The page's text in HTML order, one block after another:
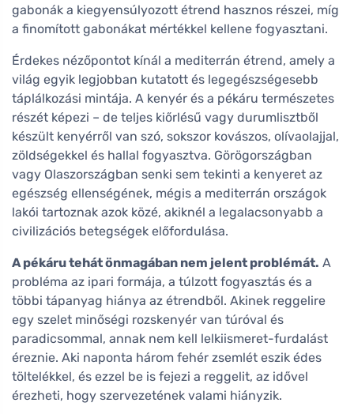
gabonák a kiegyensúlyozott étrend hasznos részei, míg
a finomított gabonákat mértékkel kellene fogyasztani.
Érdekes nézőpontot kínál a mediterrán étrend, amely a
világ egyik legjobban kutatott és legegészségesebb
táplálkozási mintája. A kenyér és a pékáru természetes
részét képezi – de teljes kiőrlésű vagy durumlisztből
készült kenyérről van szó, sokszor kovászos, olívaolajjal,
zöldségekkel és hallal fogyasztva. Görögországban
vagy Olaszországban senki sem tekinti a kenyeret az
egészség ellenségének, mégis a mediterrán országok
lakói tartoznak azok közé, akiknél a legalacsonyabb a
civilizációs betegségek előfordulása.
A pékáru tehát önmagában nem jelent problémát. A
probléma az ipari formája, a túlzott fogyasztás és a
többi tápanyag hiánya az étrendből. Akinek reggelire
egy szelet minőségi rozskenyér van túróval és
paradicsommal, annak nem kell lelkiismeret-furdalást
éreznie. Aki naponta három fehér zsemlét eszik édes
töltelékkel, és ezzel be is fejezi a reggelit, az idővel
érezheti, hogy szervezetének valami hiányzik.